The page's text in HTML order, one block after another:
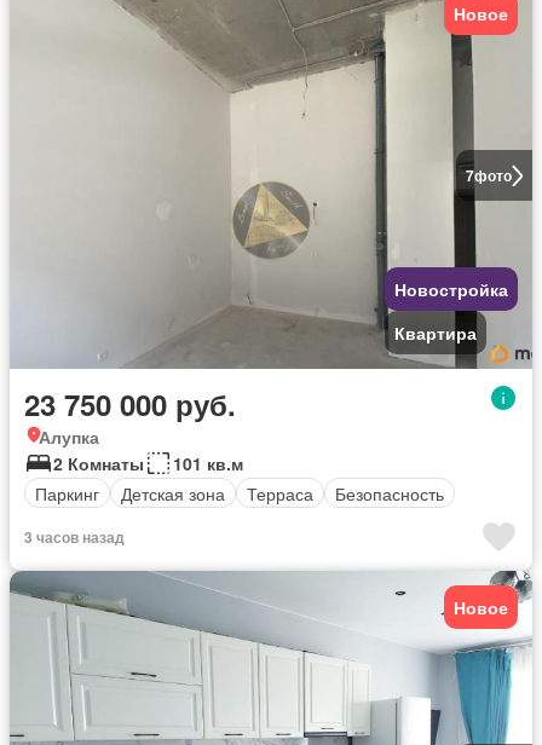
7фото
Новое
Новостройка
Квартира
23 750 000 руб.
Алупка
2 Комнаты
101 кв.м
Паркинг
Детская зона Терраса Безопасность
3 часов назад
Новое